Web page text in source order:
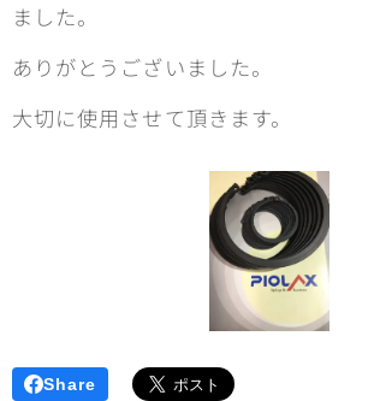
ました。
ありがとうございました。
大切に使用させて頂きます。
Share